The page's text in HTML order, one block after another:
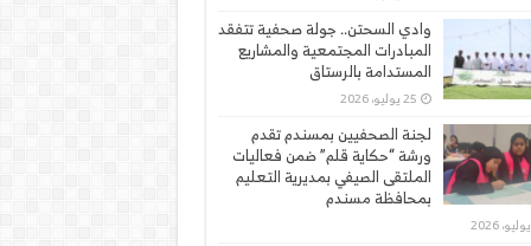
وادي السحتن.. جولة صحفية تتفقد
المبادرات المجتمعية والمشاريع
المستدامة بالرستاق
25 يوليو، 2026
لجنة الصحفيين بمسندم تقدم
ورشة “حكاية قلم” ضمن فعاليات
الملتقى الصيفي بمديرية التعليم
بمحافظة مسندم